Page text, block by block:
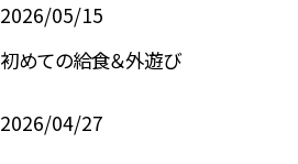
2026/05/15
初めての給食＆外遊び
2026/04/27